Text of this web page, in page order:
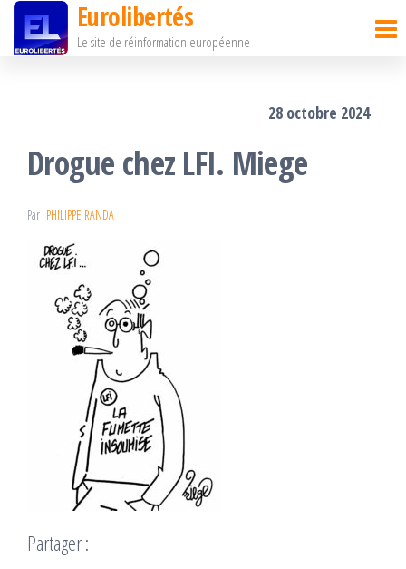
Passer
Eurolibertés
Le site de réinformation européenne
28 octobre 2024
Drogue chez LFI. Miege
Par PHILIPPE RANDA
Partager :